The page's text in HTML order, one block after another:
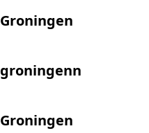
Groningen
groningenn
Groningen